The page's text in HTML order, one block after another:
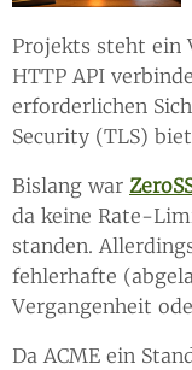
Projekts steht ein
HTTP API
erforderlichen
Security (TLS)
Bislang war
da keine Rate-
standen.
fehlerhafte
Vergangenheit
Da ACME ein